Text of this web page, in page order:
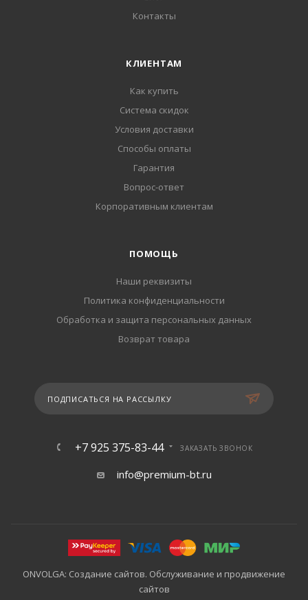
Контакты
КЛИЕНТАМ
Как купить
Система скидок
Условия доставки
Способы оплаты
Гарантия
Вопрос-ответ
Корпоративным клиентам
ПОМОЩЬ
Наши реквизиты
Политика конфиденциальности
Обработка и защита персональных данных
Возврат товара
ПОДПИСАТЬСЯ НА РАССЫЛКУ
+7 925 375-83-44 ЗАКАЗАТЬ ЗВОНОК
info@premium-bt.ru
ONVOLGA: Создание сайтов. Обслуживание и продвижение
сайтов